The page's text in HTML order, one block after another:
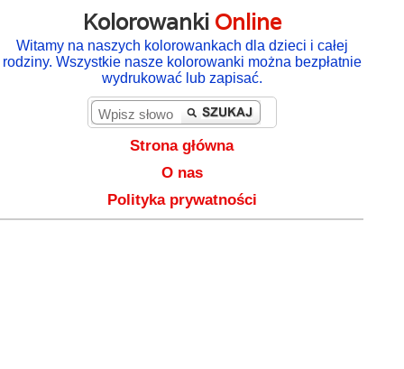
Kolorowanki Online
Witamy na naszych kolorowankach dla dzieci i całej
rodziny. Wszystkie nasze kolorowanki można bezpłatnie
wydrukować lub zapisać.
Strona główna
O nas
Polityka prywatności